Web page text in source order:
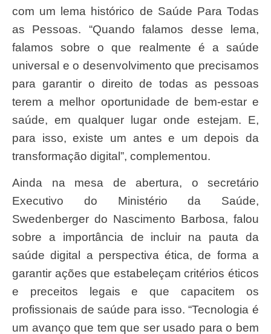
com um lema histórico de Saúde Para Todas
as Pessoas. “Quando falamos desse lema,
falamos sobre o que realmente é a saúde
universal e o desenvolvimento que precisamos
para garantir o direito de todas as pessoas
terem a melhor oportunidade de bem-estar e
saúde, em qualquer lugar onde estejam. E,
para isso, existe um antes e um depois da
transformação digital”, complementou.
Ainda na mesa de abertura, o secretário
Executivo do Ministério da Saúde,
Swedenberger do Nascimento Barbosa, falou
sobre a importância de incluir na pauta da
saúde digital a perspectiva ética, de forma a
garantir ações que estabeleçam critérios éticos
e preceitos legais e que capacitem os
profissionais de saúde para isso. “Tecnologia é
um avanço que tem que ser usado para o bem